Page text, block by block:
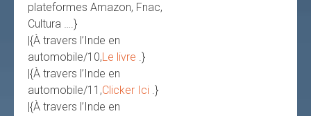
plateformes Amazon, Fnac,
Cultura ….}
|{À travers l’Inde en
automobile/10,Le livre .}
|{À travers l’Inde en
automobile/11,Clicker Ici .}
|{À travers l’Inde en